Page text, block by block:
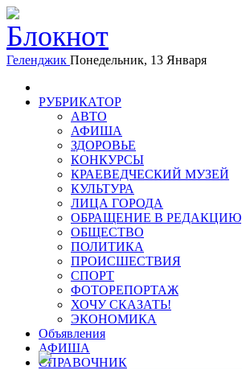
Геленджик Понедельник, 13 Января
РУБРИКАТОР
АВТО
АФИША
ЗДОРОВЬЕ
КОНКУРСЫ
КРАЕВЕДЧЕСКИЙ МУЗЕЙ
КУЛЬТУРА
ЛИЦА ГОРОДА
ОБРАЩЕНИЕ В РЕДАКЦИЮ
ОБЩЕСТВО
ПОЛИТИКА
ПРОИСШЕСТВИЯ
СПОРТ
ФОТОРЕПОРТАЖ
ХОЧУ СКАЗАТЬ!
ЭКОНОМИКА
Объявления
АФИША
СПРАВОЧНИК